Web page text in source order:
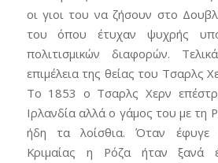
οι γιοι του να ζήσουν στο
του όπου έτυχαν ψυχρής
πολιτισμικών διαφορών.
επιμέλεια της θείας του Τσαρλς
Το 1853 ο Τσαρλς Χερν
Ιρλανδία αλλά ο γάμος του με τη
ήδη τα λοίσθια. Όταν έφυγε
Κριμαίας η Ρόζα ήταν ξανά